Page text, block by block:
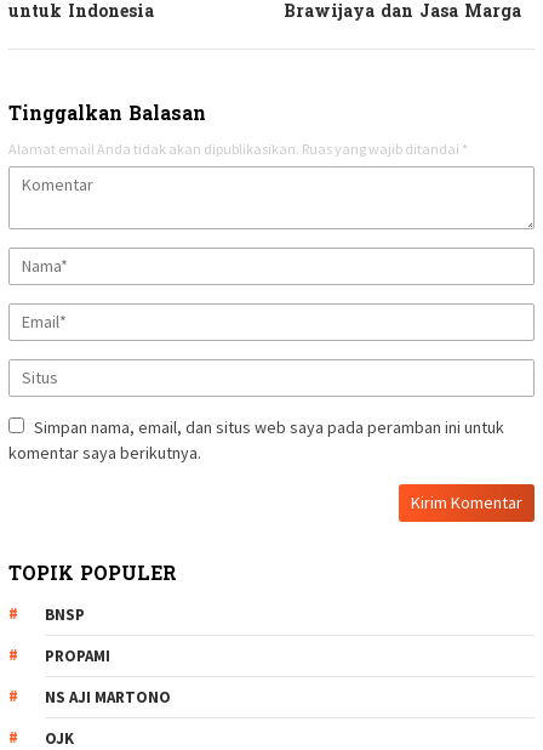
untuk Indonesia
Brawijaya dan Jasa Marga
Tinggalkan Balasan
Alamat email Anda tidak akan dipublikasikan. Ruas yang wajib ditandai *
Simpan nama, email, dan situs web saya pada peramban ini untuk
komentar saya berikutnya.
TOPIK POPULER
BNSP
PROPAMI
NS AJI MARTONO
OJK